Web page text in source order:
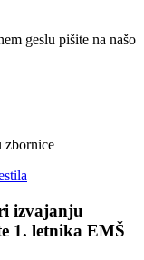
geslu pišite na našo
zbornice
izvajanju
1. letnika EMŠ